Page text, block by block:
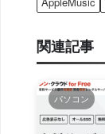
関連記事
パソコン